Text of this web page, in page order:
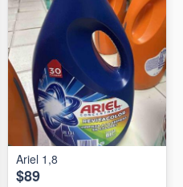
Ariel 1,8
$89